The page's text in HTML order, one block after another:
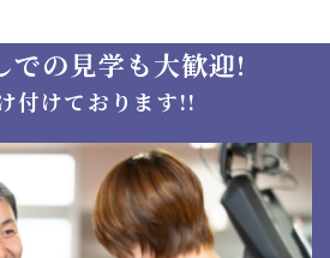
での見学も大歓迎!
付けております!!